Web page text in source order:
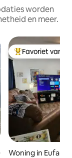
worden
en meer.
beoordeling van
Topfavoriet van
Favoriet van
Woning in Eufaula